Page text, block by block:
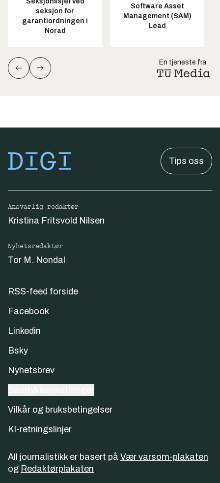
seksjon for
garantiordningen i
Norad
Software Asset
Management (SAM)
Lead
En tjeneste fra
Tips oss
Ansvarlig redaktør
Kristina Fritsvold Nilsen
Nyhetsredaktør
Tor M. Nondal
RSS-feed forside
Facebook
Linkedin
Bsky
Nyhetsbrev
Vilkår og bruksbetingelser
KI-retningslinjer
All journalistikk er basert på Vær varsom-plakaten
og Redaktørplakaten